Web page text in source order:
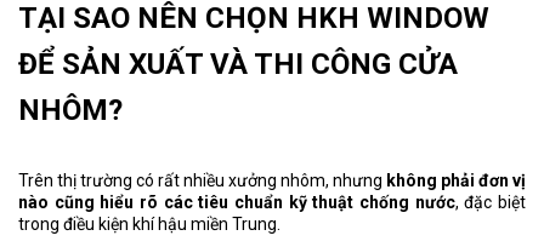
TẠI SAO NÊN CHỌN HKH WINDOW
ĐỂ SẢN XUẤT VÀ THI CÔNG CỬA
NHÔM?
Trên thị trường có rất nhiều xưởng nhôm, nhưng không phải đơn vị
nào cũng hiểu rõ các tiêu chuẩn kỹ thuật chống nước, đặc biệt
trong điều kiện khí hậu miền Trung.